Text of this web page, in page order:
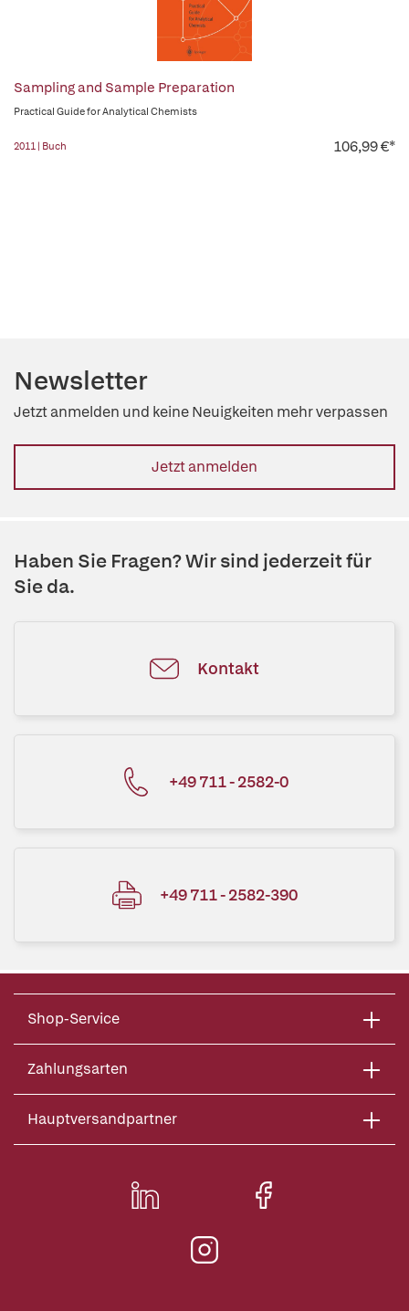
Sampling and Sample Preparation
Practical Guide for Analytical Chemists
2011 | Buch 106,99 €*
Newsletter
Jetzt anmelden und keine Neuigkeiten mehr verpassen
Jetzt anmelden
Haben Sie Fragen? Wir sind jederzeit für
Sie da.
Kontakt
+49 711 - 2582-0
+49 711 - 2582-390
Shop-Service
Zahlungsarten
Hauptversandpartner